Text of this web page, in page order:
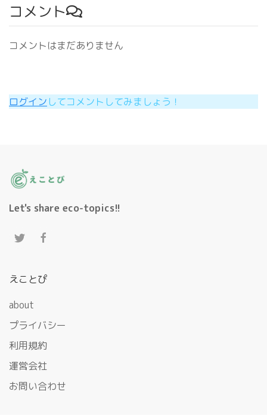
コメント
コメントはまだありません
ログインしてコメントしてみましょう！
Let's share eco-topics!!
えことぴ
about
プライバシー
利用規約
運営会社
お問い合わせ